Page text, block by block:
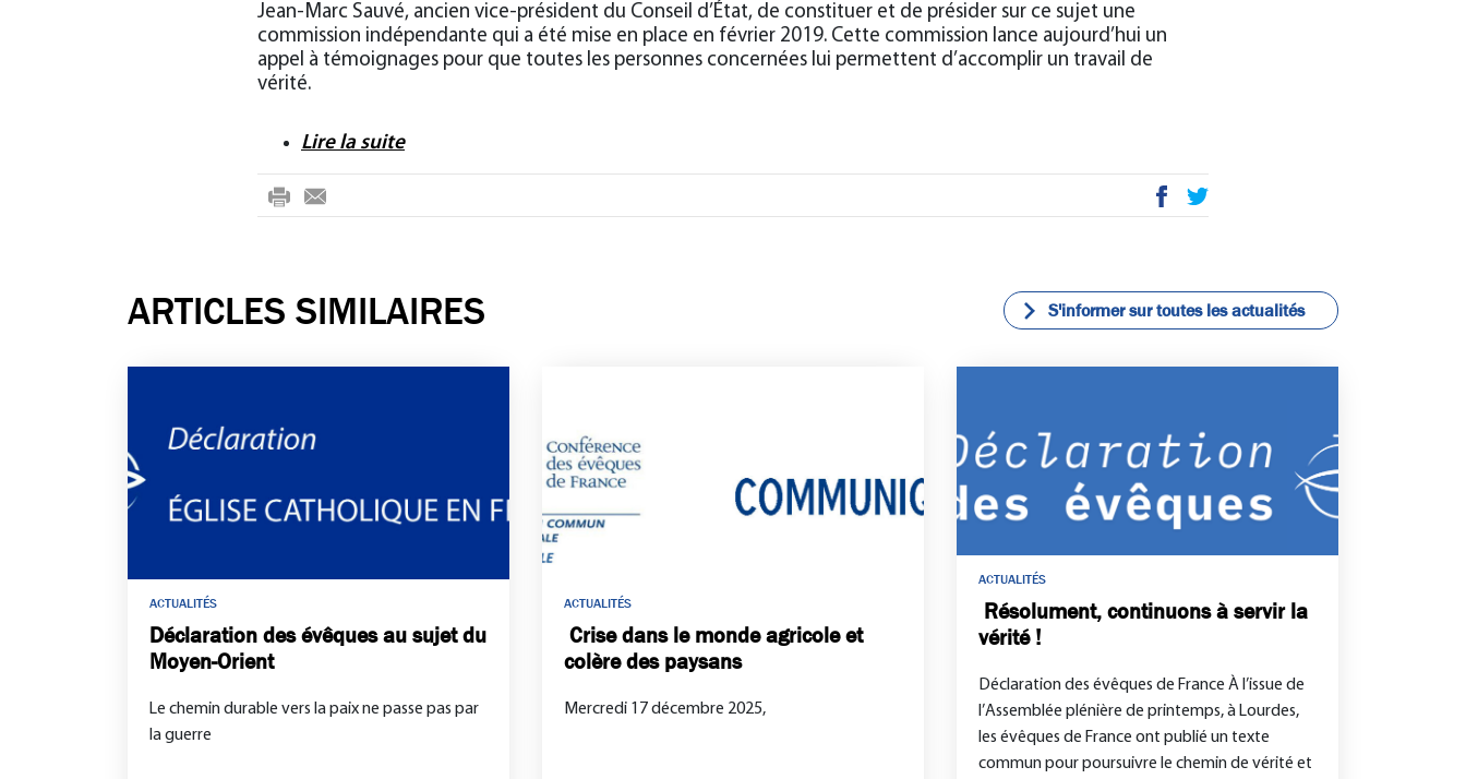
Jean-Marc Sauvé, ancien vice-président du Conseil d’État, de constituer et de présider sur ce sujet une
commission indépendante qui a été mise en place en février 2019. Cette commission lance aujourd’hui un
appel à témoignages pour que toutes les personnes concernées lui permettent d’accomplir un travail de
vérité.
Lire la suite
k
ARTICLES SIMILAIRES S'informer sur toutes les actualités
ACTUALITÉS
Déclaration des évêques au sujet du
Moyen-Orient
Le chemin durable vers la paix ne passe pas par
la guerre
ACTUALITÉS
Crise dans le monde agricole et
colère des paysans
Mercredi 17 décembre 2025,
ACTUALITÉS
Résolument, continuons à servir la
vérité !
Déclaration des évêques de France À l’issue de
l’Assemblée plénière de printemps, à Lourdes,
les évêques de France ont publié un texte
commun pour poursuivre le chemin de vérité et